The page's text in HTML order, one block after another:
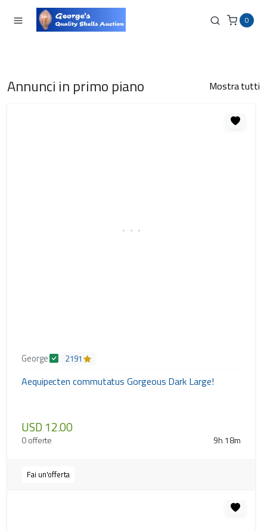
0
Annunci in primo piano Mostra tutti
George 2191
Aequipecten commutatus Gorgeous Dark Large!
USD 12.00
0 offerte 9h 18m
Fai un'offerta